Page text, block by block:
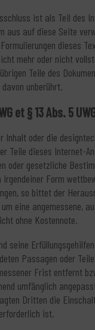
ist als Teil des
aus auf diese Seite
dieses
mehr oder nicht
Teile des
unberührt.
et § 13 Abs. 5
Inhalt oder die
Teile dieses Internet-
oder gesetzliche
Form
so bittet der
um eine angemessene,
ohne Kostennote.
seine
Passagen oder
Frist entfernt
umfänglich
Dritten die
ist.